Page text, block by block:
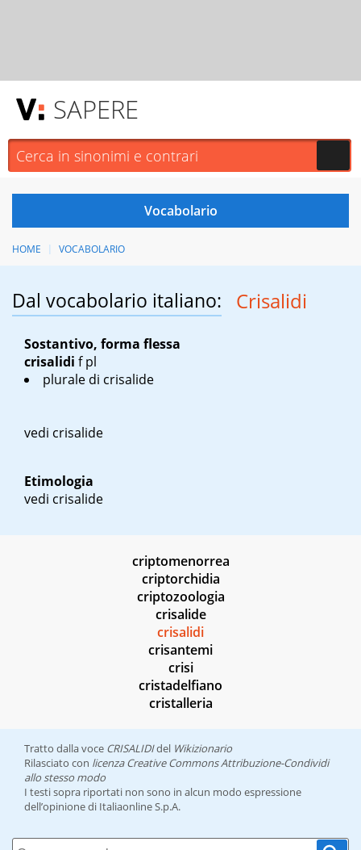
SAPERE
HOME VOCABOLARIO
Dal vocabolario italiano: Crisalidi
Sostantivo, forma flessa
crisalidi f pl
plurale di crisalide
vedi crisalide
Etimologia
vedi crisalide
criptomenorrea
criptorchidia
criptozoologia
crisalide
crisalidi
crisantemi
crisi
cristadelfiano
cristalleria
Tratto dalla voce CRISALIDIdel Wikizionario
Rilasciato con licenza Creative Commons Attribuzione-Condividi
allo stesso modo
I testi sopra riportati non sono in alcun modo espressione
dell’opinione di Italiaonline S.p.A.